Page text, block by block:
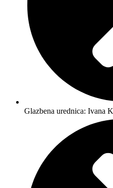
Glazbena urednica: Ivana